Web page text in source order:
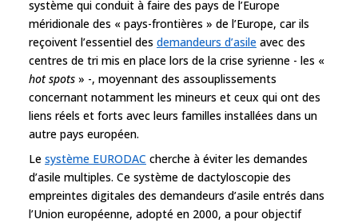
système qui conduit à faire des pays de l’Europe
méridionale des « pays-frontières » de l’Europe, car ils
reçoivent l’essentiel des demandeurs d’asile avec des
centres de tri mis en place lors de la crise syrienne - les «
hot spots » -, moyennant des assouplissements
concernant notamment les mineurs et ceux qui ont des
liens réels et forts avec leurs familles installées dans un
autre pays européen.
Le système EURODAC cherche à éviter les demandes
d’asile multiples. Ce système de dactyloscopie des
empreintes digitales des demandeurs d’asile entrés dans
l’Union européenne, adopté en 2000, a pour objectif